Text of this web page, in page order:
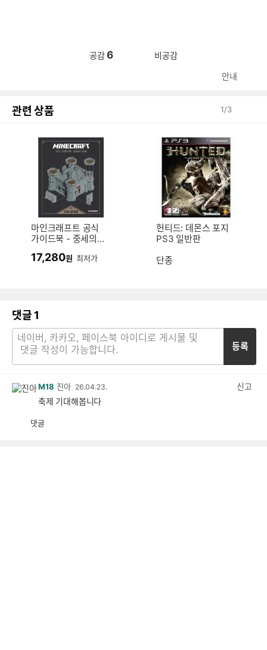
공감6 비공감
안내
관련 상품 1/3
마인크래프트 공식
가이드북 - 중세의
17,280원 최저가
헌티드: 데몬스 포지
PS3 일반판
단종
댓글 1
등록
M18 진아 26.04.23.
신고
축제 기대해봅니다
댓글